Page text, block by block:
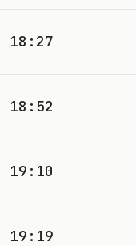
18:27
18:52
19:10
19:19